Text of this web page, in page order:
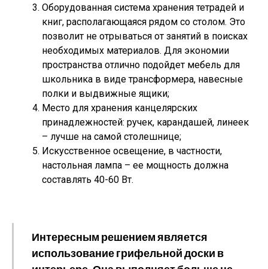
Оборудованная система хранения тетрадей и
книг, располагающаяся рядом со столом. Это
позволит не отрываться от занятий в поисках
необходимых материалов. Для экономии
пространства отлично подойдет мебель для
школьника в виде трансформера, навесные
полки и выдвижные ящики;
Место для хранения канцелярских
принадлежностей: ручек, карандашей, линеек
– лучше на самой столешнице;
Искусственное освещение, в частности,
настольная лампа – ее мощность должна
составлять 40-60 Вт.
Интересным решением является
использование грифельной доски в